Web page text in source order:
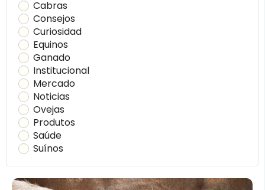
Cabras
Consejos
Curiosidad
Equinos
Ganado
Institucional
Mercado
Noticias
Ovejas
Produtos
Saúde
Suínos